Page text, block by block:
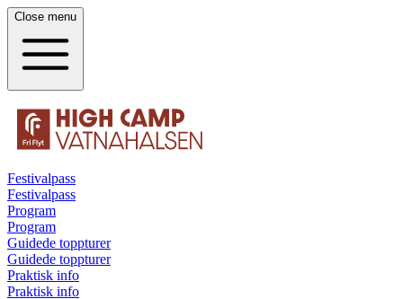
Close menu
Festivalpass
Festivalpass
Program
Program
Guidede toppturer
Guidede toppturer
Praktisk info
Praktisk info